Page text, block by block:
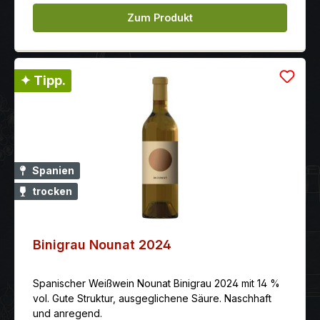
Zum Produkt
✦ Tipp.
Spanien
trocken
Binigrau Nounat 2024
Spanischer Weißwein Nounat Binigrau 2024 mit 14 %
vol. Gute Struktur, ausgeglichene Säure. Naschhaft
und anregend.